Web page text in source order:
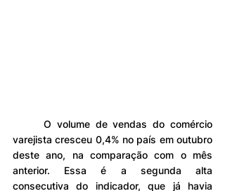
varejista cresceu 0,4% no país em outubro
deste ano, na comparação com o mês
anterior. Essa é a segunda alta
consecutiva do indicador, que já havia